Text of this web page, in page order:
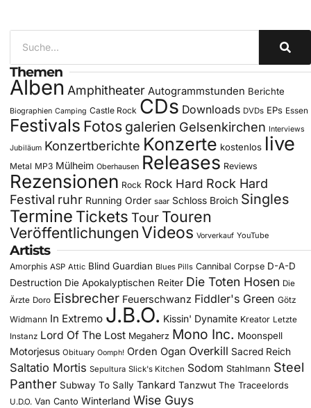
Themen
Alben Amphitheater Autogrammstunden Berichte
Biographien Camping Castle Rock CDs Downloads DVDs EPs Essen
Festivals Fotos galerien Gelsenkirchen Interviews
Jubiläum Konzertberichte Konzerte kostenlos live
Metal MP3 Mülheim Oberhausen Releases Reviews
Rezensionen Rock Rock Hard Rock Hard
Festival ruhr Running Order saar Schloss Broich Singles
Termine Tickets Tour Touren
Veröffentlichungen Videos Vorverkauf YouTube
Artists
Amorphis ASP Attic Blind Guardian Blues Pills Cannibal Corpse D-A-D
Destruction Die Apokalyptischen Reiter Die Toten Hosen Die
Ärzte Doro Eisbrecher Feuerschwanz Fiddler's Green Götz
Widmann In Extremo J.B.O. Kissin' Dynamite Kreator Letzte
Instanz Lord Of The Lost Megaherz Mono Inc. Moonspell
Motorjesus Obituary Oomph! Orden Ogan Overkill Sacred Reich
Saltatio Mortis Sepultura Slick's Kitchen Sodom Stahlmann Steel
Panther Subway To Sally Tankard Tanzwut The Traceelords
U.D.O. Van Canto Winterland Wise Guys